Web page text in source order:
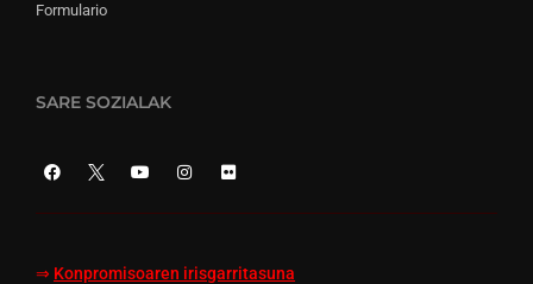
Formulario
SARE SOZIALAK
⇒ Konpromisoaren irisgarritasuna